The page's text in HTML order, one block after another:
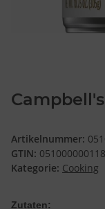
Artikelnummer:
GTIN: 051000000118
Kategorie: Cooking
Zutaten: